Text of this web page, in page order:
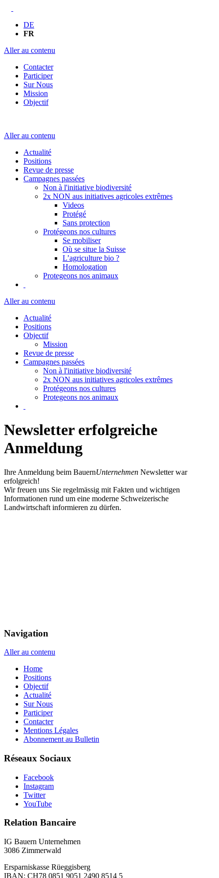
DE
FR
Aller au contenu
Contacter
Participer
Sur Nous
Mission
Objectif
Aller au contenu
Actualité
Positions
Revue de presse
Campagnes passées
Non à l'initiative biodiversité
2x NON aus initiatives agricoles extrêmes
Videos
Protégé
Sans protection
Protégeons nos cultures
Se mobiliser
Où se situe la Suisse
L’agriculture bio ?
Homologation
Protegeons nos animaux
Aller au contenu
Actualité
Positions
Objectif
Mission
Revue de presse
Campagnes passées
Non à l'initiative biodiversité
2x NON aus initiatives agricoles extrêmes
Protégeons nos cultures
Protegeons nos animaux
Newsletter erfolgreiche
Anmeldung
Ihre Anmeldung beim BauernUnternehmen Newsletter war
erfolgreich!
Wir freuen uns Sie regelmässig mit Fakten und wichtigen
Informationen rund um eine moderne Schweizerische
Landwirtschaft informieren zu dürfen.
Navigation
Aller au contenu
Home
Positions
Objectif
Actualité
Sur Nous
Participer
Contacter
Mentions Légales
Abonnement au Bulletin
Réseaux Sociaux
Facebook
Instagram
Twitter
YouTube
Relation Bancaire
IG Bauern Unternehmen
3086 Zimmerwald
Ersparniskasse Rüeggisberg
IBAN: CH78 0851 9051 2490 8514 5